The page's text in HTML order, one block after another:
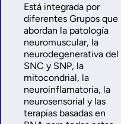
Está integrada por
diferentes Grupos que
abordan la patología
neuromuscular, la
neurodegenerativa del
SNC y SNP, la
mitocondrial, la
neuroinflamatoria, la
neurosensorial y las
terapias basadas en